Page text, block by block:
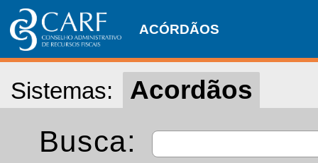
ACÓRDÃOS
Sistemas: Acordãos
Busca: